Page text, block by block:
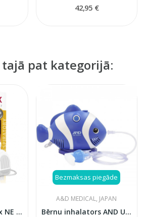
42,95 €
pat kategorijā:
inhalators Rossmax NE 100
Bezmaksas piegāde
A&D MEDICAL, JAPAN
Bērnu inhalators AND UN-019